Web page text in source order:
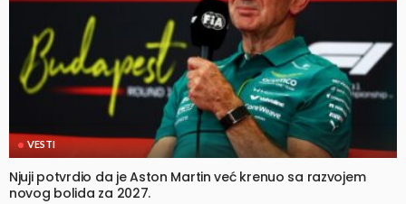
VESTI
Njuji potvrdio da je Aston Martin već krenuo sa razvojem
novog bolida za 2027.